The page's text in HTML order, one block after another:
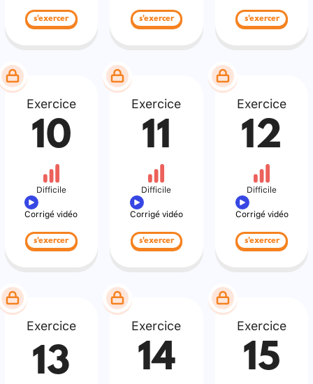
s'exercer s'exercer s'exercer
Exercice
10
Difficile
Corrigé vidéo
s'exercer
Exercice
11
Difficile
Corrigé vidéo
s'exercer
Exercice
12
Difficile
Corrigé vidéo
s'exercer
Exercice
13
Exercice
14
Exercice
15